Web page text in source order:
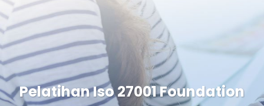
Pelatihan Iso 27001 Foundation